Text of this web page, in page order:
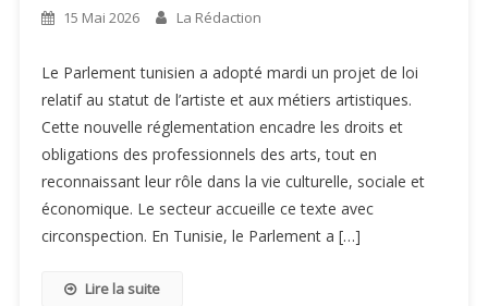
15 Mai 2026 La Rédaction
Le Parlement tunisien a adopté mardi un projet de loi
relatif au statut de l’artiste et aux métiers artistiques.
Cette nouvelle réglementation encadre les droits et
obligations des professionnels des arts, tout en
reconnaissant leur rôle dans la vie culturelle, sociale et
économique. Le secteur accueille ce texte avec
circonspection. En Tunisie, le Parlement a […]
Lire la suite